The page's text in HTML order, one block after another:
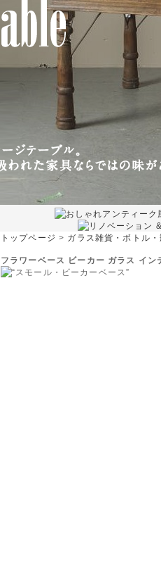
トップページ > ガラス雑貨・ボトル・
フラワーベース ビーカー ガラス イン